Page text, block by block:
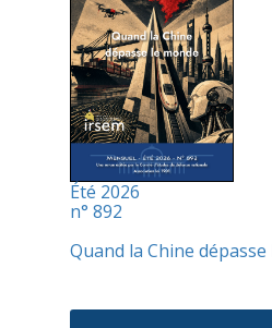
Été 2026
n° 892
Quand la Chine